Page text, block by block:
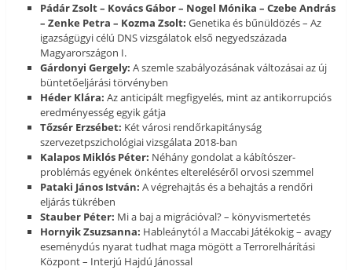
Pádár Zsolt – Kovács Gábor – Nogel Mónika – Czebe András
– Zenke Petra – Kozma Zsolt: Genetika és bűnüldözés – Az
igazságügyi célú DNS vizsgálatok első negyedszázada
Magyarországon I.
Gárdonyi Gergely: A szemle szabályozásának változásai az új
büntetőeljárási törvényben
Héder Klára: Az anticipált megfigyelés, mint az antikorrupciós
eredményesség egyik gátja
Tőzsér Erzsébet: Két városi rendőrkapitányság
szervezetpszichológiai vizsgálata 2018-ban
Kalapos Miklós Péter: Néhány gondolat a kábítószer-
problémás egyének önkéntes eltereléséről orvosi szemmel
Pataki János István: A végrehajtás és a behajtás a rendőri
eljárás tükrében
Stauber Péter: Mi a baj a migrációval? – könyvismertetés
Hornyik Zsuzsanna: Hableánytól a Maccabi Játékokig – avagy
eseménydús nyarat tudhat maga mögött a Terrorelhárítási
Központ – Interjú Hajdú Jánossal